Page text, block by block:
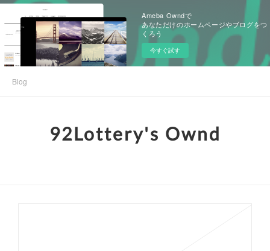
Ameba Owndで
あなただけのホームページやブログをつ
くろう
今すぐ試す
Blog
92Lottery's Ownd